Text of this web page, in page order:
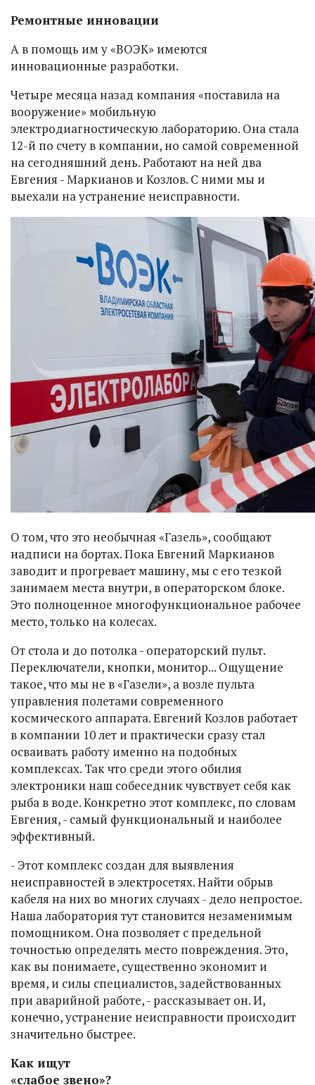
Ремонтные инновации
А в помощь им у «ВОЭК» имеются
инновационные разработки.
Четыре месяца назад компания «поставила на
вооружение» мобильную
электродиагностическую лабораторию. Она стала
12-й по счету в компании, но самой современной
на сегодняшний день. Работают на ней два
Евгения - Маркианов и Козлов. С ними мы и
выехали на устранение неисправности.
О том, что это необычная «Газель», сообщают
надписи на бортах. Пока Евгений Маркианов
заводит и прогревает машину, мы с его тезкой
занимаем места внутри, в операторском блоке.
Это полноценное многофункциональное рабочее
место, только на колесах.
От стола и до потолка - операторский пульт.
Переключатели, кнопки, монитор... Ощущение
такое, что мы не в «Газели», а возле пульта
управления полетами современного
космического аппарата. Евгений Козлов работает
в компании 10 лет и практически сразу стал
осваивать работу именно на подобных
комплексах. Так что среди этого обилия
электроники наш собеседник чувствует себя как
рыба в воде. Конкретно этот комплекс, по словам
Евгения, - самый функциональный и наиболее
эффективный.
- Этот комплекс создан для выявления
неисправностей в электросетях. Найти обрыв
кабеля на них во многих случаях - дело непростое.
Наша лаборатория тут становится незаменимым
помощником. Она позволяет с предельной
точностью определять место повреждения. Это,
как вы понимаете, существенно экономит и
время, и силы специалистов, задействованных
при аварийной работе, - рассказывает он. И,
конечно, устранение неисправности происходит
значительно быстрее.
Как ищут
«слабое звено»?